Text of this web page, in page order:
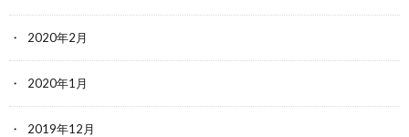
2020年2月
2020年1月
2019年12月